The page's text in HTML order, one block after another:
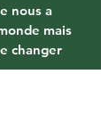
nous a
mais
changer